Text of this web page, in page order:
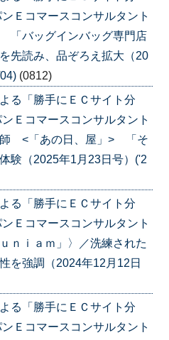
Ｅコマースコンサルタント
バッグインバッグ専門店
先読み、品ぞろえ拡大（20
(0812)
る「勝手にＥＣサイト分
Ｅコマースコンサルタント
<「あの日、屋」> 「そ
験（2025年1月23日号）('2
る「勝手にＥＣサイト分
Ｅコマースコンサルタント
ｎｉａｍ」〉／洗練された
を強調（2024年12月12日
る「勝手にＥＣサイト分
Ｅコマースコンサルタント